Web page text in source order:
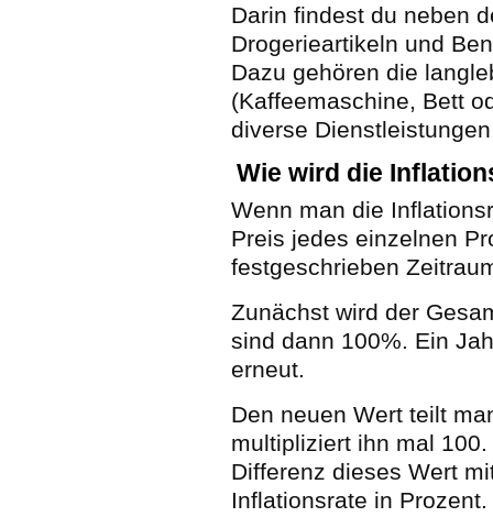
Darin findest du neben
Drogerieartikeln und
Dazu gehören die
(Kaffeemaschine, Bett
diverse
Wie wird die
Wenn man die
Preis jedes einzelnen
festgeschrieben
Zunächst wird der
sind dann 100%. Ein
erneut.
Den neuen Wert teilt
multipliziert ihn mal
Differenz dieses Wert
Inflationsrate in Prozent.